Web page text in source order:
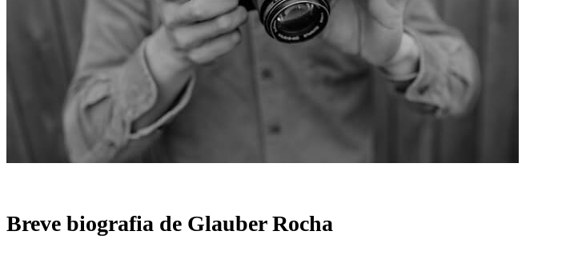
Breve biografia de Glauber Rocha